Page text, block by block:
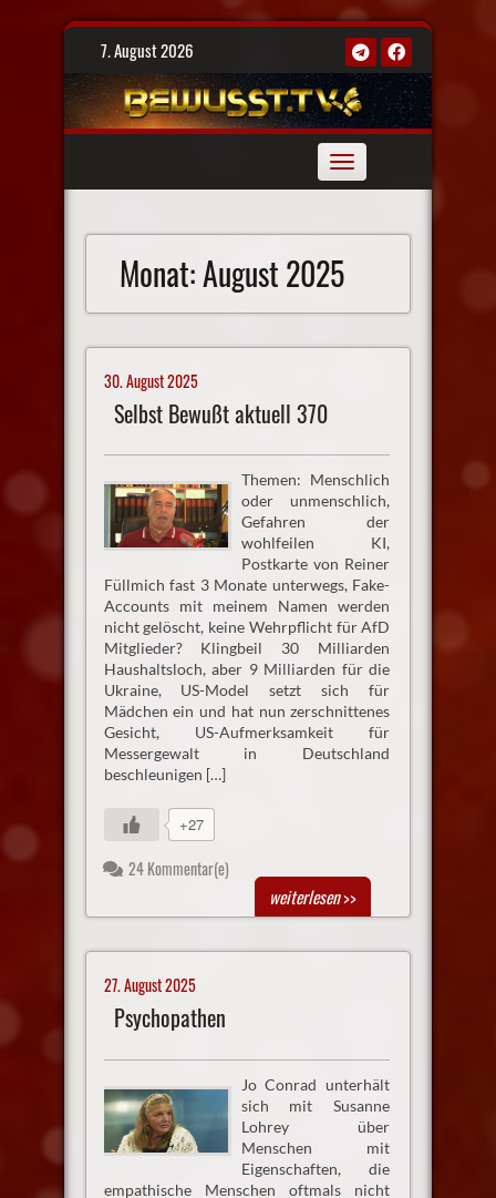
Skip
7. August 2026
Toggle
navigation
Monat:August 2025
30. August 2025
Selbst Bewußt aktuell 370
Themen: Menschlich
oder unmenschlich,
Gefahren der
wohlfeilen KI,
Postkarte von Reiner
Füllmich fast 3 Monate unterwegs, Fake-
Accounts mit meinem Namen werden
nicht gelöscht, keine Wehrpflicht für AfD
Mitglieder? Klingbeil 30 Milliarden
Haushaltsloch, aber 9 Milliarden für die
Ukraine, US-Model setzt sich für
Mädchen ein und hat nun zerschnittenes
Gesicht, US-Aufmerksamkeit für
Messergewalt in Deutschland
beschleunigen […]
+27
24 Kommentar(e)
weiterlesen>>
27. August 2025
Psychopathen
Jo Conrad unterhält
sich mit Susanne
Lohrey über
Menschen mit
Eigenschaften, die
empathische Menschen oftmals nicht